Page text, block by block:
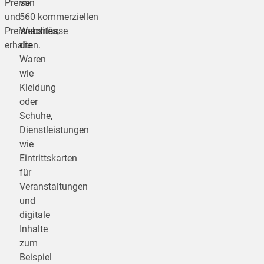
Preise
und
Preisnachlässe
erhalten.
von
560 kommerziellen
Websites,
die
Waren
wie
Kleidung
oder
Schuhe,
Dienstleistungen
wie
Eintrittskarten
für
Veranstaltungen
und
digitale
Inhalte
zum
Beispiel